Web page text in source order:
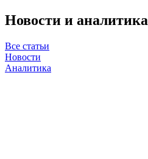
Новости и аналитика
Все статьи
Новости
Аналитика